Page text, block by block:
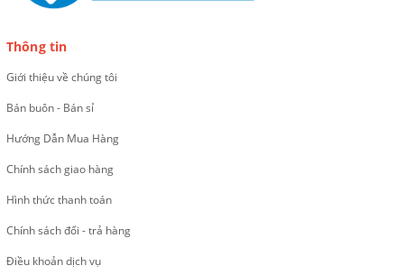
Thông tin
Giới thiệu về chúng tôi
Bán buôn - Bán sỉ
Hướng Dẫn Mua Hàng
Chính sách giao hàng
Hình thức thanh toán
Chính sách đổi - trả hàng
Điều khoản dịch vụ